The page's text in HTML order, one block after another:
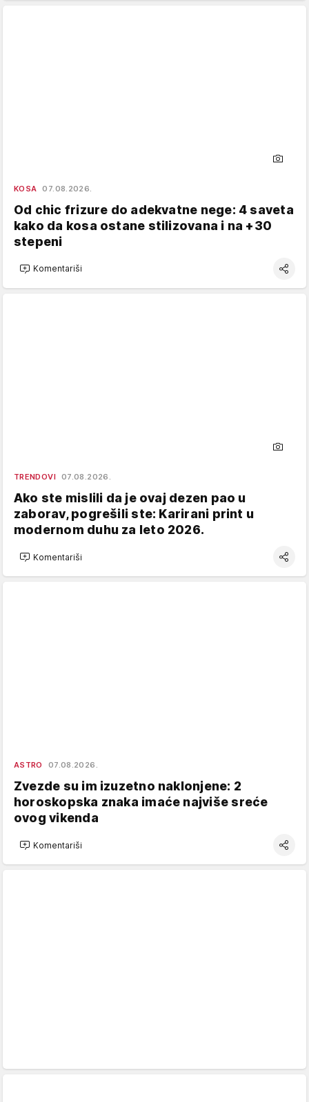
KOSA 07.08.2026.
Od chic frizure do adekvatne nege: 4 saveta
kako da kosa ostane stilizovana i na +30
stepeni
Komentariši
TRENDOVI 07.08.2026.
Ako ste mislili da je ovaj dezen pao u
zaborav, pogrešili ste: Karirani print u
modernom duhu za leto 2026.
Komentariši
ASTRO 07.08.2026.
Zvezde su im izuzetno naklonjene: 2
horoskopska znaka imaće najviše sreće
ovog vikenda
Komentariši